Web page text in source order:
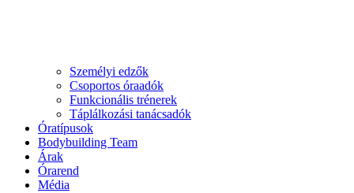
Személyi edzők
Csoportos óraadók
Funkcionális trénerek
Táplálkozási tanácsadók
Óratípusok
Bodybuilding Team
Árak
Órarend
Média